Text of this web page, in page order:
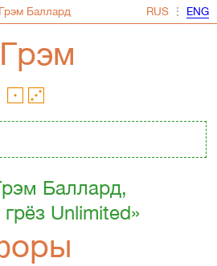
Баллард ⋮
Баллард,
Unlimited»